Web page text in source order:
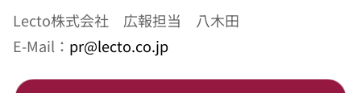
Lecto株式会社　広報担当　八木田
E-Mail： pr@lecto.co.jp